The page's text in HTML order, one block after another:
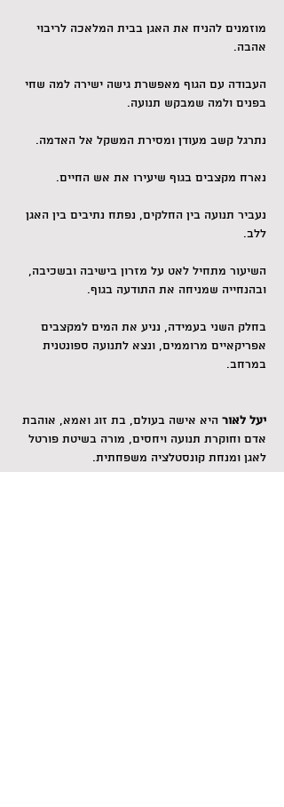
מוזמנים להניח את האגן בבית המלאכה לריבוי
אהבה.
העבודה עם הגוף מאפשרת גישה ישירה למה שחי
בפנים ולמה שמבקש תנועה.
נתרגל קשב מעודן ומסירת המשקל אל האדמה.
נארח מקצבים בגוף שיעירו את אש החיים.
נעביר תנועה בין החלקים, נפתח נתיבים בין האגן
ללב.
השיעור מתחיל לאט על מזרון בישיבה ובשכיבה,
ובהנחייה שמניחה את התודעה בגוף.
בחלק השני בעמידה, נניע את המים למקצבים
אפריקאיים מרוממים, ונצא לתנועה ספונטנית
במרחב.
יעל לאור היא אישה בעולם, בת זוג ואמא, אוהבת
אדם וחוקרת תנועה ויחסים, מורה בשיטת פורטל
לאגן ומנחת קונסטלציה משפחתית.